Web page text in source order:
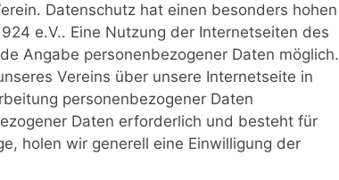
Datenschutz hat einen besonders hohen
e.V.. Eine Nutzung der Internetseiten des
Angabe personenbezogener Daten möglich.
Vereins über unsere Internetseite in
personenbezogener Daten
Daten erforderlich und besteht für
holen wir generell eine Einwilligung der